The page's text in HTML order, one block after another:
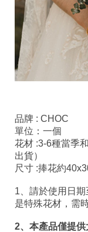
品牌 : CHOC
單位：一個
花材 :3-6種當季
出貨）
尺寸 :捧花約
1、請於使用日
是特殊花材，需
2、本產品僅提